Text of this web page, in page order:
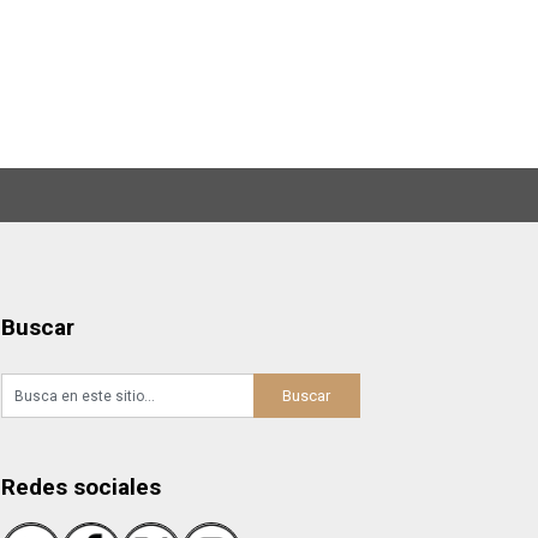
Buscar
Redes sociales